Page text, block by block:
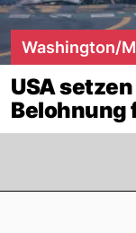
Washington/
USA
Belohnung